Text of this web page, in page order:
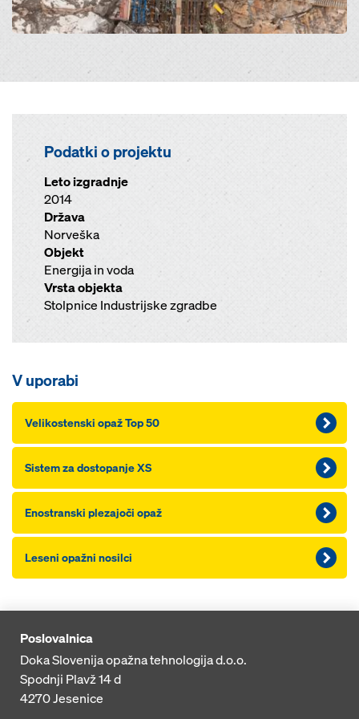
Podatki o projektu
Leto izgradnje
2014
Država
Norveška
Objekt
Energija in voda
Vrsta objekta
Stolpnice Industrijske zgradbe
V uporabi
Velikostenski opaž Top 50
Sistem za dostopanje XS
Enostranski plezajoči opaž
Leseni opažni nosilci
Poslovalnica
Doka Slovenija opažna tehnologija d.o.o.
Spodnji Plavž 14 d
4270Jesenice